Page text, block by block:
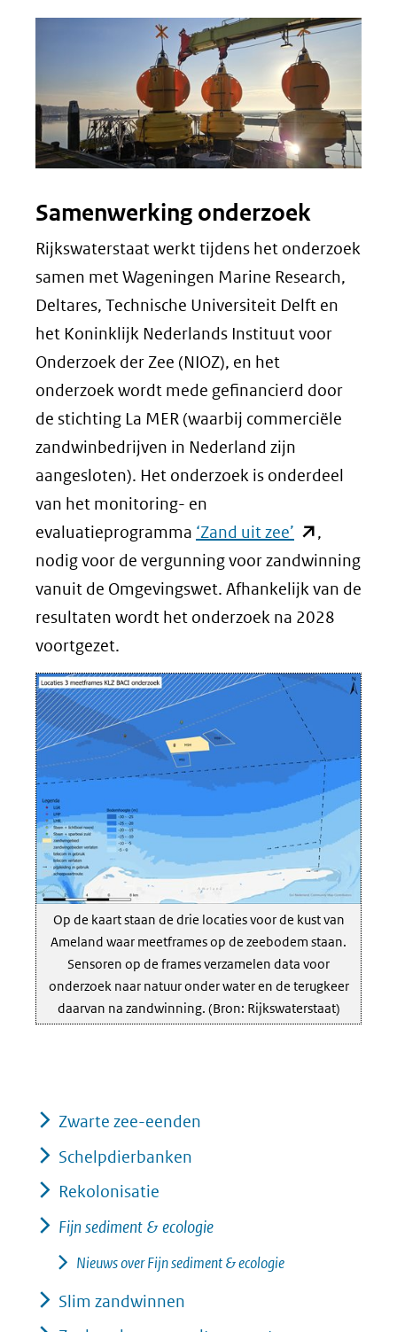
Samenwerking onderzoek
Rijkswaterstaat werkt tijdens het onderzoek
samen met Wageningen Marine Research,
Deltares, Technische Universiteit Delft en
het Koninklijk Nederlands Instituut voor
Onderzoek der Zee (NIOZ), en het
onderzoek wordt mede gefinancierd door
de stichting La MER (waarbij commerciële
zandwinbedrijven in Nederland zijn
aangesloten). Het onderzoek is onderdeel
van het monitoring- en
evaluatieprogramma ‘Zand uit zee’ (opent
in
nieuw
venster)
naar
een
andere
website)
,
nodig voor de vergunning voor zandwinning
vanuit de Omgevingswet. Afhankelijk van de
resultaten wordt het onderzoek na 2028
voortgezet.
Op de kaart staan de drie locaties voor de kust van
Ameland waar meetframes op de zeebodem staan.
Sensoren op de frames verzamelen data voor
onderzoek naar natuur onder water en de terugkeer
daarvan na zandwinning. (Bron: Rijkswaterstaat)
Zwarte zee-eenden
Schelpdierbanken
Rekolonisatie
Fijn sediment & ecologie
Nieuws over Fijn sediment & ecologie
Slim zandwinnen